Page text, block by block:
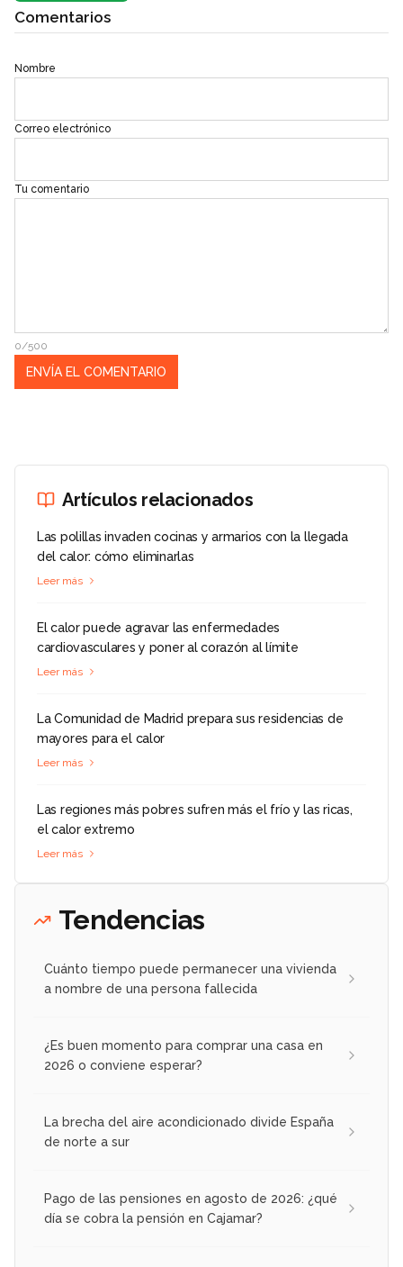
Comentarios
Nombre
Correo electrónico
Tu comentario
0/500
Artículos relacionados
Las polillas invaden cocinas y armarios con la llegada
del calor: cómo eliminarlas
Leer más
El calor puede agravar las enfermedades
cardiovasculares y poner al corazón al límite
Leer más
La Comunidad de Madrid prepara sus residencias de
mayores para el calor
Leer más
Las regiones más pobres sufren más el frío y las ricas,
el calor extremo
Leer más
Tendencias
Cuánto tiempo puede permanecer una vivienda
a nombre de una persona fallecida
¿Es buen momento para comprar una casa en
2026 o conviene esperar?
La brecha del aire acondicionado divide España
de norte a sur
Pago de las pensiones en agosto de 2026: ¿qué
día se cobra la pensión en Cajamar?